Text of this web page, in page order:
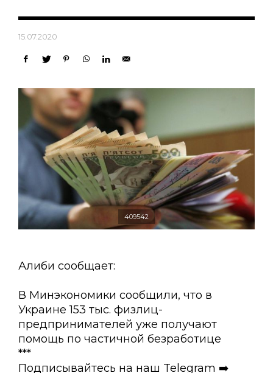
15.07.2020
409542
Алиби сообщает:
В Минэкономики сообщили, что в
Украине 153 тыс. физлиц-
предпринимателей уже получают
помощь по частичной безработице
***
Подписывайтесь на наш Telegram ➡️